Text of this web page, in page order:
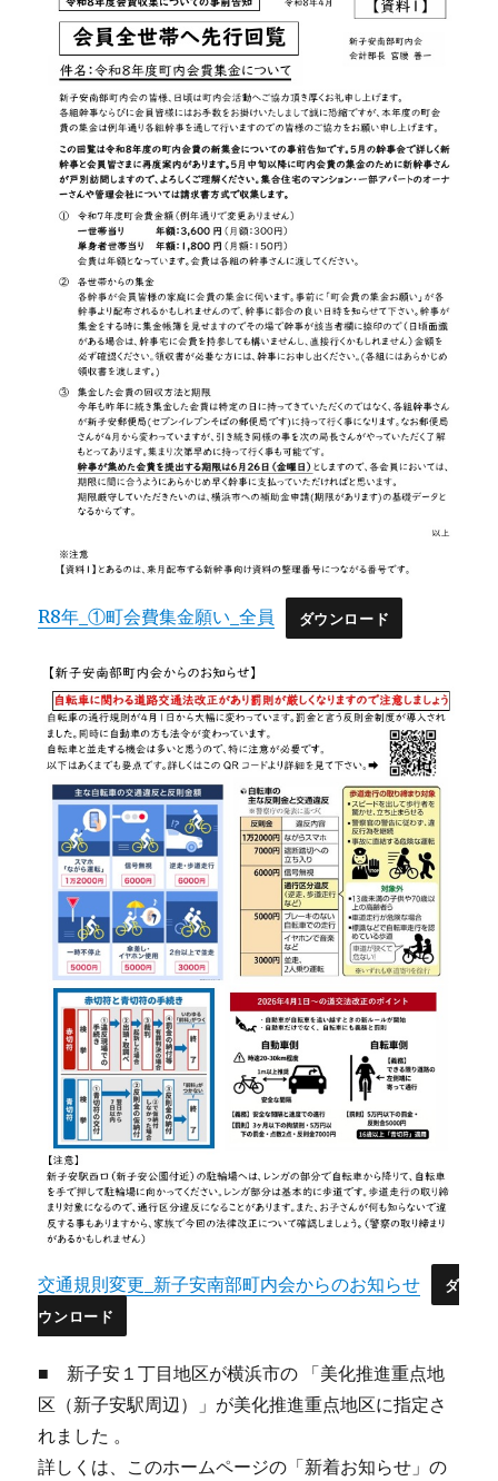
R8年_①町会費集金願い_全員 ダウンロード
交通規則変更_新子安南部町内会からのお知らせ
ダ
ウンロード
■ 新子安１丁目地区が横浜市の 「美化推進重点地
区（新子安駅周辺）」が美化推進重点地区に指定さ
れました 。
詳しくは、このホームページの「新着お知らせ」の